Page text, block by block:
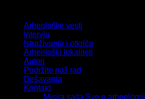
Arheološke vesti
Intervju
Istraživanja i otkrića
Arheološki lokaliteti
Autori
Podržite naš rad
Dešavanja
Kontakt
Misija sajta Sve o arheologiji